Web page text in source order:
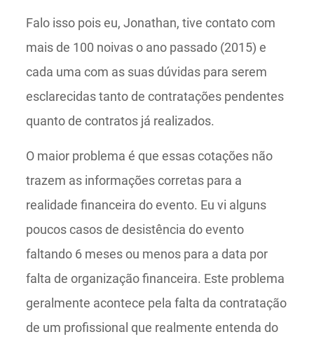
Falo isso pois eu, Jonathan, tive contato com
mais de 100 noivas o ano passado (2015) e
cada uma com as suas dúvidas para serem
esclarecidas tanto de contratações pendentes
quanto de contratos já realizados.
O maior problema é que essas cotações não
trazem as informações corretas para a
realidade financeira do evento. Eu vi alguns
poucos casos de desistência do evento
faltando 6 meses ou menos para a data por
falta de organização financeira. Este problema
geralmente acontece pela falta da contratação
de um profissional que realmente entenda do